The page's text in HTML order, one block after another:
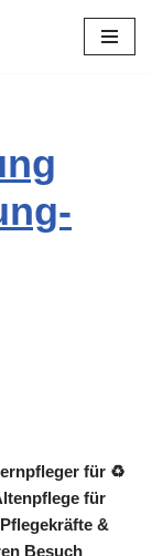
für ♻
für
&
Besuch